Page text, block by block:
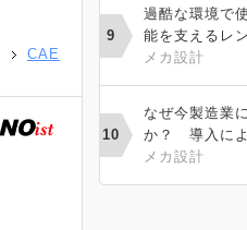
CAE
過酷な環境で
能を支えるレ
メカ設計
なぜ今製造業
か？ 導入に
メカ設計